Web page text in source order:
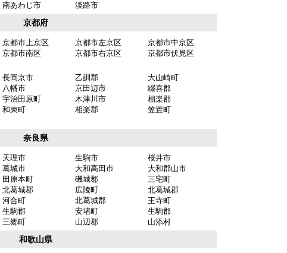
南あわじ市 淡路市
京都府
京都市上京区 京都市左京区
京都市中京区
京都市南区 京都市右京区
京都市伏見区
長岡京市 乙訓郡
大山崎町
八幡市 京田辺市
綴喜郡
宇治田原町 木津川市
相楽郡
和束町 相楽郡
笠置町
奈良県
天理市 生駒市
桜井市
葛城市 大和高田市
大和郡山市
田原本町 磯城郡
三宅町
北葛城郡 広陵町
北葛城郡
河合町 北葛城郡
王寺町
生駒郡 安堵町
生駒郡
三郷町 山辺郡 山添村
和歌山県